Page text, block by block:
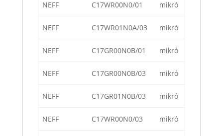
NEFF C17WR00N0/01 mikró
NEFF C17WR01N0A/03 mikró
NEFF C17GR00N0B/01 mikró
NEFF C17GR00N0B/03 mikró
NEFF C17GR01N0B/03 mikró
NEFF C17WR00N0/03 mikró